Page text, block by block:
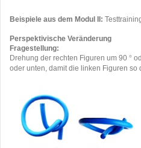
Beispiele aus dem Modul II:
Perspektivische Veränderung
Fragestellung:
Drehung der rechten Figuren um 90 °
oder unten, damit die linken Figuren so